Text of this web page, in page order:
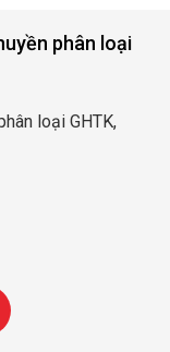
phân loại
loại GHTK,